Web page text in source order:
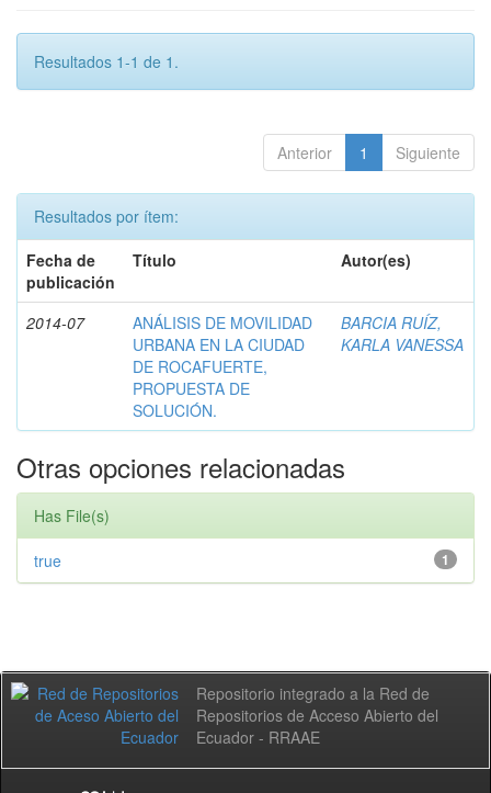
Resultados 1-1 de 1.
Anterior 1 Siguiente
Resultados por ítem:
Fecha de
publicación
Título Autor(es)
2014-07
ANÁLISIS DE MOVILIDAD
URBANA EN LA CIUDAD
DE ROCAFUERTE,
PROPUESTA DE
SOLUCIÓN.
BARCIA RUÍZ,
KARLA VANESSA
Otras opciones relacionadas
Has File(s)
1
true
Repositorio integrado a la Red de
Repositorios de Acceso Abierto del
Ecuador - RRAAE